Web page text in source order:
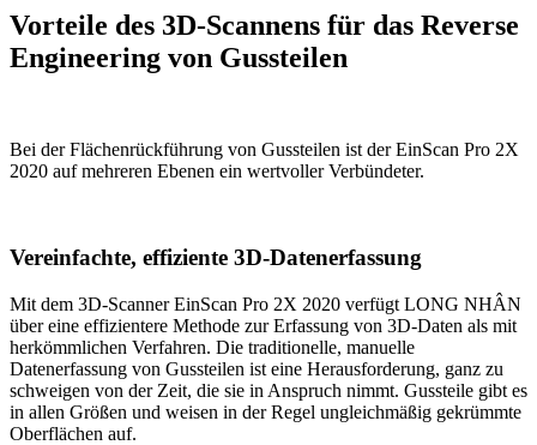
Vorteile des 3D-Scannens für das Reverse
Engineering von Gussteilen
Bei der Flächenrückführung von Gussteilen ist der EinScan Pro 2X
2020 auf mehreren Ebenen ein wertvoller Verbündeter.
Vereinfachte, effiziente 3D-Datenerfassung
Mit dem 3D-Scanner EinScan Pro 2X 2020 verfügt LONG NHÂN
über eine effizientere Methode zur Erfassung von 3D-Daten als mit
herkömmlichen Verfahren. Die traditionelle, manuelle
Datenerfassung von Gussteilen ist eine Herausforderung, ganz zu
schweigen von der Zeit, die sie in Anspruch nimmt. Gussteile gibt es
in allen Größen und weisen in der Regel ungleichmäßig gekrümmte
Oberflächen auf.